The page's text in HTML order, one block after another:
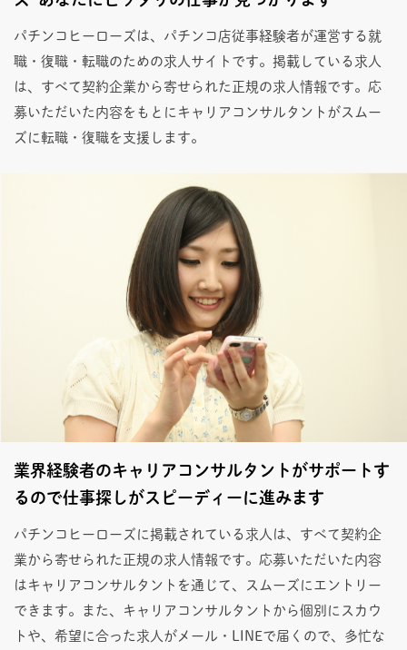
パチンコヒーローズは、パチンコ店従事経験者が運営する就
職・復職・転職のための求人サイトです。掲載している求人
は、すべて契約企業から寄せられた正規の求人情報です。応
募いただいた内容をもとにキャリアコンサルタントがスムー
ズに転職・復職を支援します。
業界経験者のキャリアコンサルタントがサポートす
るので仕事探しがスピーディーに進みます
パチンコヒーローズに掲載されている求人は、すべて契約企
業から寄せられた正規の求人情報です。応募いただいた内容
はキャリアコンサルタントを通じて、スムーズにエントリー
できます。また、キャリアコンサルタントから個別にスカウ
トや、希望に合った求人がメール・LINEで届くので、多忙な